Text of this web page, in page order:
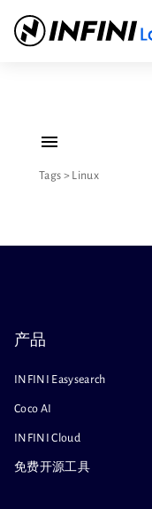
Tags > Linux
产品
INFINI Easysearch
Coco AI
INFINI Cloud
免费开源工具